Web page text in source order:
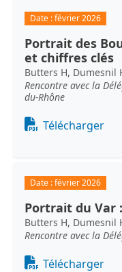
Date :février 2026
Portrait des
et chiffres clés
Butters H, Dumesnil
Rencontre avec la
du-Rhône
Document
Télécharger
Date :février 2026
Portrait du Var
Butters H, Dumesnil
Rencontre avec la
Document
Télécharger